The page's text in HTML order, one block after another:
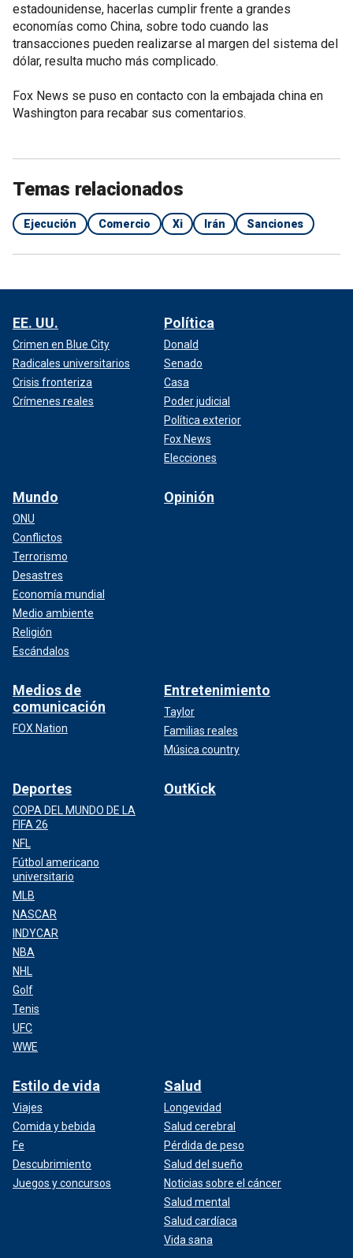
estadounidense, hacerlas cumplir frente a grandes
economías como China, sobre todo cuando las
transacciones pueden realizarse al margen del sistema del
dólar, resulta mucho más complicado.
Fox News se puso en contacto con la embajada china en
Washington para recabar sus comentarios.
Temas relacionados
Ejecución Comercio Xi Irán Sanciones
EE. UU.
Crimen en Blue City
Radicales universitarios
Crisis fronteriza
Crímenes reales
Política
Donald
Senado
Casa
Poder judicial
Política exterior
Fox News
Elecciones
Mundo
ONU
Conflictos
Terrorismo
Desastres
Economía mundial
Medio ambiente
Religión
Escándalos
Opinión
Medios de
comunicación
FOX Nation
Entretenimiento
Taylor
Familias reales
Música country
Deportes
COPA DEL MUNDO DE LA
FIFA 26
NFL
Fútbol americano
universitario
MLB
NASCAR
INDYCAR
NBA
NHL
Golf
Tenis
UFC
WWE
OutKick
Estilo de vida
Viajes
Comida y bebida
Fe
Descubrimiento
Juegos y concursos
Salud
Longevidad
Salud cerebral
Pérdida de peso
Salud del sueño
Noticias sobre el cáncer
Salud mental
Salud cardíaca
Vida sana